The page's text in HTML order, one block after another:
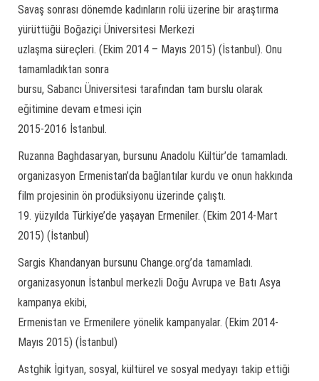
Savaş sonrası dönemde kadınların rolü üzerine bir araştırma
yürüttüğü Boğaziçi Üniversitesi Merkezi
uzlaşma süreçleri. (Ekim 2014 – Mayıs 2015) (İstanbul). Onu
tamamladıktan sonra
bursu, Sabancı Üniversitesi tarafından tam burslu olarak
eğitimine devam etmesi için
2015-2016 İstanbul.
Ruzanna Baghdasaryan, bursunu Anadolu Kültür’de tamamladı.
organizasyon Ermenistan’da bağlantılar kurdu ve onun hakkında
film projesinin ön prodüksiyonu üzerinde çalıştı.
19. yüzyılda Türkiye’de yaşayan Ermeniler. (Ekim 2014-Mart
2015) (İstanbul)
Sargis Khandanyan bursunu Change.org’da tamamladı.
organizasyonun İstanbul merkezli Doğu Avrupa ve Batı Asya
kampanya ekibi,
Ermenistan ve Ermenilere yönelik kampanyalar. (Ekim 2014-
Mayıs 2015) (İstanbul)
Astghik İgityan, sosyal, kültürel ve sosyal medyayı takip ettiği